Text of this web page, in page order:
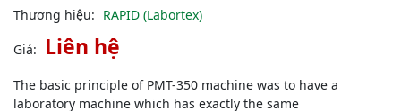
Thương hiệu: RAPID (Labortex)
Giá: Liên hệ
The basic principle of PMT-350 machine was to have a
laboratory machine which has exactly the same